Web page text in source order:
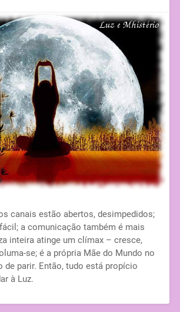
canais estão abertos, desimpedidos;
a comunicação também é mais
inteira atinge um clímax – cresce,
se; é a própria Mãe do Mundo no
de parir. Então, tudo está propício
à Luz.